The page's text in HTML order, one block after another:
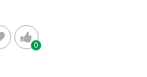
0